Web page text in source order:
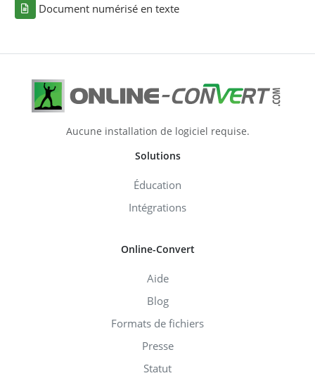
Document numérisé en texte
Aucune installation de logiciel requise.
Solutions
Éducation
Intégrations
Online-Convert
Aide
Blog
Formats de fichiers
Presse
Statut